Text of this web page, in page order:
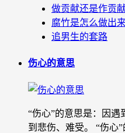
做贡献还是作贡
腐竹是怎么做出
追男生的套路
伤心的意思
“伤心”的意思是：因
到悲伤、难受。 “伤心